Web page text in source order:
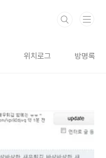
위치로그 방명록